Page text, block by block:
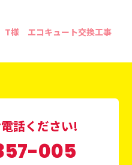
様 エコキュート交換工事
話ください!
005